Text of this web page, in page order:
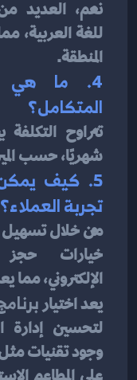
المنطقة.
المتكامل؟
شهريًا، حسب
تجربة العملاء؟
الإلكتروني، مما
يعد اختيار